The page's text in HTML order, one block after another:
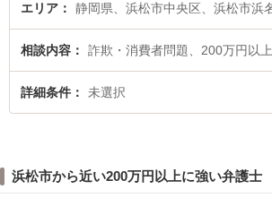
エリア
相談内容 詐欺・消費者問題、200万円以上
詳細条件 未選択
浜松市から近い200万円以上に強い弁護士